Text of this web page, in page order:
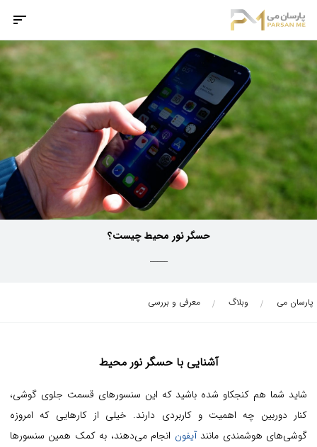
حسگر نور محیط چیست؟
_____
پارسان می وبلاگ معرفی و بررسی
آشنایی با حسگر نور محیط
شاید شما هم کنجکاو شده باشید که این سنسورهای قسمت جلوی گوشی،
کنار دوربین چه اهمیت و کاربردی دارند. خیلی از کارهایی که امروزه
گوشی‌های هوشمندی مانندآیفون انجام می‌دهند، به کمک همین سنسورها